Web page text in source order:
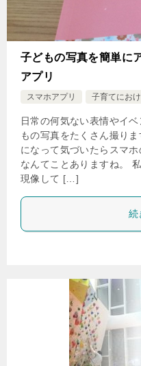
子どもの写真を簡単に
アプリ
スマホアプリ 子育てにお
日常の何気ない表情やイ
もの写真をたくさん撮り
になって気づいたらスマ
なんてことありますね。
現像して […]
続